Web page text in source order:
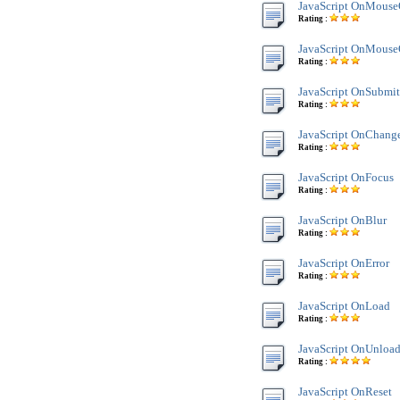
JavaScript
Rating :
JavaScript
Rating :
JavaScript OnSubmit
Rating :
JavaScript
Rating :
JavaScript OnFocus
Rating :
JavaScript OnBlur
Rating :
JavaScript OnError
Rating :
JavaScript OnLoad
Rating :
JavaScript OnUnload
Rating :
JavaScript OnReset